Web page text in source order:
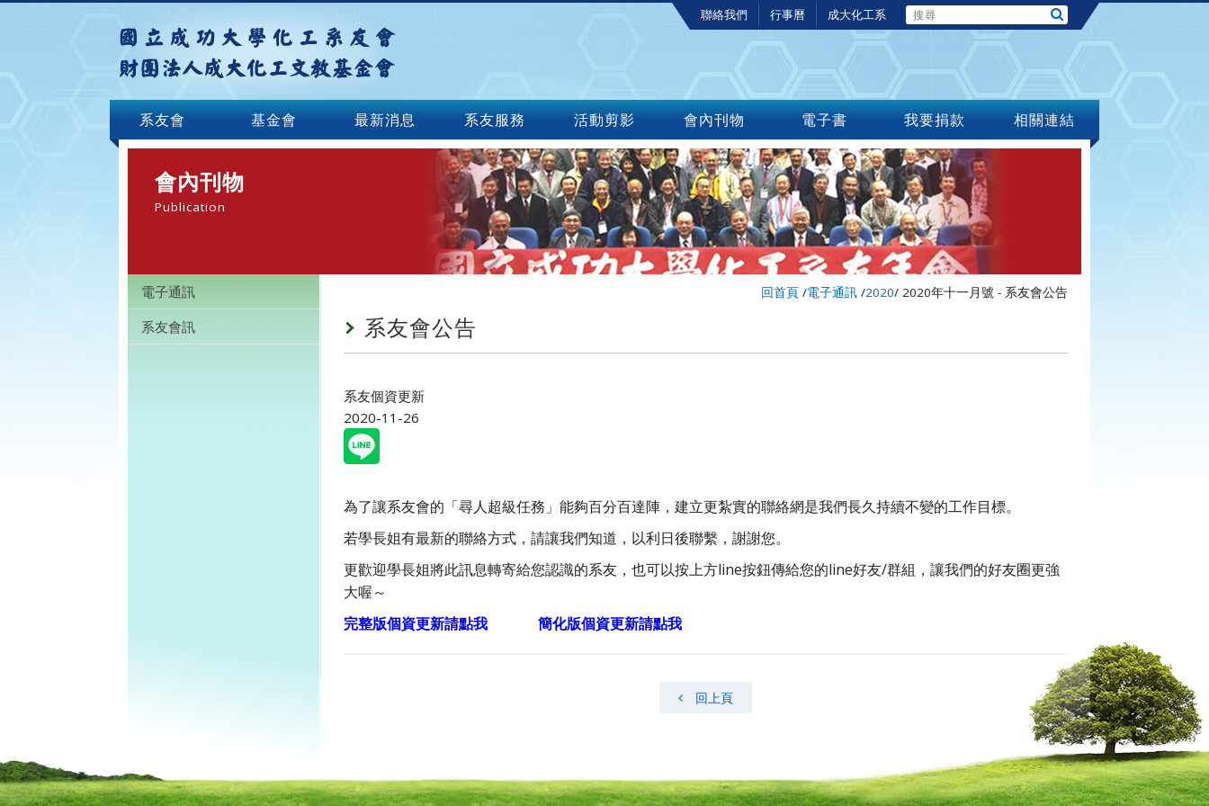
聯絡我們 行事曆 成大化工系
系友會 基金會 最新消息 系友服務 活動剪影 會內刊物 電子書 我要捐款 相關連結
會內刊物
Publication
電子通訊
系友會訊
回首頁 /電子通訊 /2020/ 2020年十一月號 - 系友會公告
系友會公告
系友個資更新
2020-11-26
為了讓系友會的「尋人超級任務」能夠百分百達陣，建立更紮實的聯絡網是我們長久持續不變的工作目標。
若學長姐有最新的聯絡方式，請讓我們知道，以利日後聯繫，謝謝您。
更歡迎學長姐將此訊息轉寄給您認識的系友，也可以按上方line按鈕傳給您的line好友/群組，讓我們的好友圈更強
大喔～
完整版個資更新請點我
簡化版個資更新請點我
回上頁